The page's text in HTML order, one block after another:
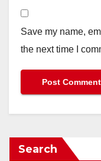
Save my name,
the next time I
Search